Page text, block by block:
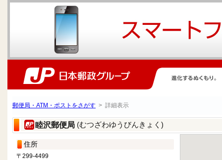
郵便局・ATM・ポストをさがす > 詳細表示
睦沢郵便局 (むつざわゆうびんきょく)
住所
〒299-4499